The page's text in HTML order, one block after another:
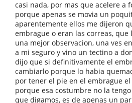
casi nada, por mas que acelere a
porque apenas se movia un
aparentemente ellos me dijeron
embrague o eran las correas,
una mejor observacion, una ves
a mi seguro y vino un tectino a
dijo que si definitivamente el
cambiarlo porque lo habia
por tener el pie en el embrague
porque esa costumbre no la
que digamos, es de apenas un